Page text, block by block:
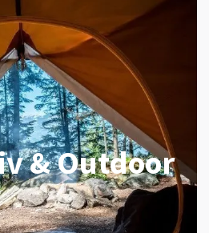
& Outdoor